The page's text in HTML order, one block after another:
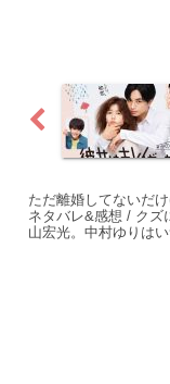
ただ離婚してないだ
ネタバレ&感想 / クズ
山宏光。中村ゆりはい